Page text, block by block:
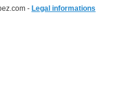
- Legal informations